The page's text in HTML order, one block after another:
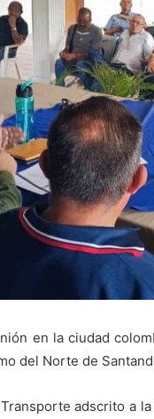
en la ciudad
del Norte de
adscrito a